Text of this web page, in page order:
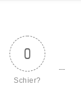
0
Schier?